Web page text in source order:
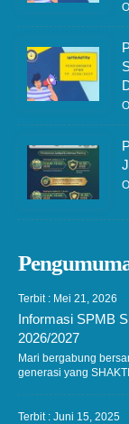
Terbit : Mei 21, 2026
Informasi SPMB
2026/2027
Mari bergabung
generasi yang
Terbit : Juni 15, 2025